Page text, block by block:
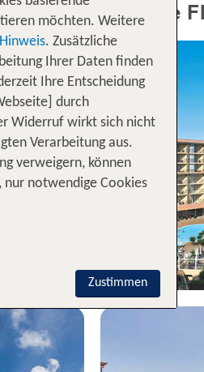
Hotel inklusive
möchten. Weitere
. Zusätzliche
Ihrer Daten finden
Ihre Entscheidung
durch
Widerruf wirkt sich nicht
Verarbeitung aus.
verweigern, können
notwendige Cookies
Zustimmen